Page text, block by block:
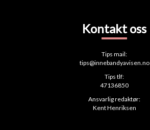
Kontakt oss
Tips mail:
tips@innebandyavisen.no
Tips tlf:
47136850
Ansvarlig redaktør:
Kent Henriksen